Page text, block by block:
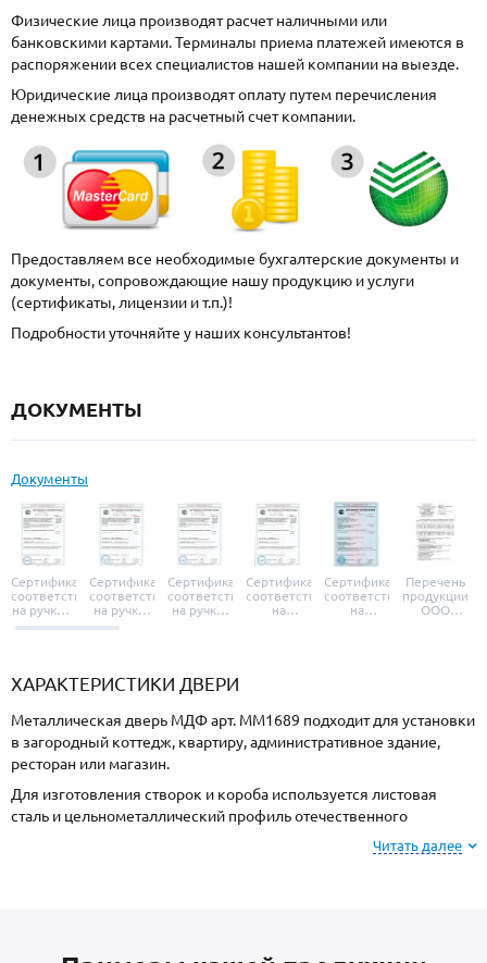
Физические лица производят расчет наличными или
банковскими картами. Терминалы приема платежей имеются в
распоряжении всех специалистов нашей компании на выезде.
Юридические лица производят оплату путем перечисления
денежных средств на расчетный счет компании.
Предоставляем все необходимые бухгалтерские документы и
документы, сопровождающие нашу продукцию и услуги
(сертификаты, лицензии и т.п.)!
Подробности уточняйте у наших консультантов!
ДОКУМЕНТЫ
Документы
Сертификат
соответствия
на ручки и
броненакладки
Сертификат
соответствия
на ручки-
защелки
Сертификат
соответствия
на ручки-
Сертификат
соответствия
на
Сертификат
соответствия
на
Перечень
продукции
ООО
ХАРАКТЕРИСТИКИ ДВЕРИ
Металлическая дверь МДФ арт. ММ1689 подходит для установки
в загородный коттедж, квартиру, административное здание,
ресторан или магазин.
Для изготовления створок и короба используется листовая
сталь и цельнометаллический профиль отечественного
производства, толщиной 2 мм. Готовая конструкция имеет
повышенную прочность и устойчивость к силовому взлому.
Читать далее